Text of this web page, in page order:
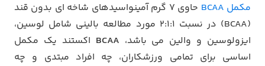
مکمل BCAA
حاوی 7 گرم آمینواسیدهای شاخه ای بدون قند
(BCAA) در نسبت 2:1:1 مورد مطالعه بالینی شامل لوسین،
ایزولوسین و والین می باشد، BCAA اکستند یک مکمل
اساسی برای تمامی ورزشکاران، چه افراد مبتدی و چه